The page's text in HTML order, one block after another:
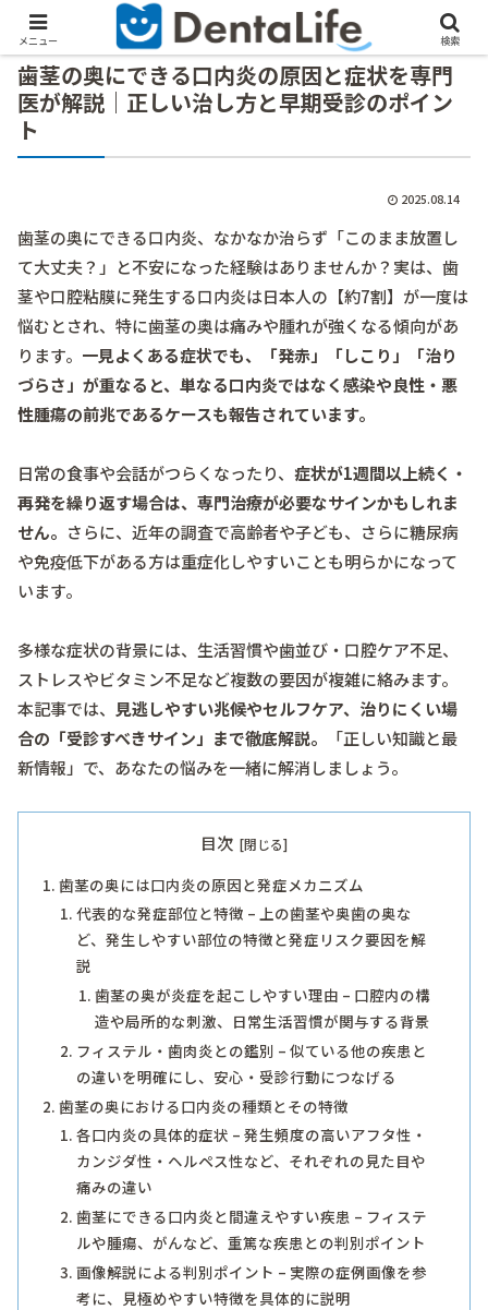
歯茎の奥にできる口内炎の原因と症状を専門
医が解説｜正しい治し方と早期受診のポイン
ト
2025.08.14
歯茎の奥にできる口内炎、なかなか治らず「このまま放置し
て大丈夫？」と不安になった経験はありませんか？実は、歯
茎や口腔粘膜に発生する口内炎は日本人の【約7割】が一度は
悩むとされ、特に歯茎の奥は痛みや腫れが強くなる傾向があ
ります。 一見よくある症状でも、「発赤」「しこり」「治り
づらさ」が重なると、単なる口内炎ではなく感染や良性・悪
性腫瘍の前兆であるケースも報告されています。
日常の食事や会話がつらくなったり、 症状が1週間以上続く・
再発を繰り返す場合は、専門治療が必要なサインかもしれま
せん。 さらに、近年の調査で高齢者や子ども、さらに糖尿病
や免疫低下がある方は重症化しやすいことも明らかになって
います。
多様な症状の背景には、生活習慣や歯並び・口腔ケア不足、
ストレスやビタミン不足など複数の要因が複雑に絡みます。
本記事では、 見逃しやすい兆候やセルフケア、治りにくい場
合の「受診すべきサイン」まで徹底解説。
「正しい知識と最
新情報」で、あなたの悩みを一緒に解消しましょう。
目次
歯茎の奥には口内炎の原因と発症メカニズム
代表的な発症部位と特徴 – 上の歯茎や奥歯の奥な
ど、発生しやすい部位の特徴と発症リスク要因を解
説
歯茎の奥が炎症を起こしやすい理由 – 口腔内の構
造や局所的な刺激、日常生活習慣が関与する背景
フィステル・歯肉炎との鑑別 – 似ている他の疾患と
の違いを明確にし、安心・受診行動につなげる
歯茎の奥における口内炎の種類とその特徴
各口内炎の具体的症状 – 発生頻度の高いアフタ性・
カンジダ性・ヘルペス性など、それぞれの見た目や
痛みの違い
歯茎にできる口内炎と間違えやすい疾患 – フィステ
ルや腫瘍、がんなど、重篤な疾患との判別ポイント
画像解説による判別ポイント – 実際の症例画像を参
考に、見極めやすい特徴を具体的に説明
メニュー 検索